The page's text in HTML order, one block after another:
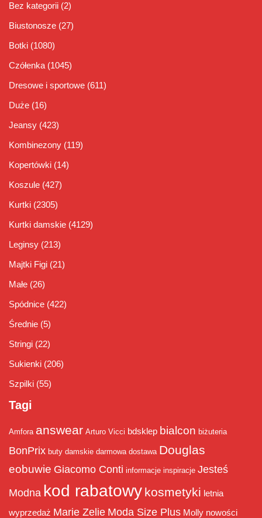
Bez kategorii (2)
Biustonosze (27)
Botki (1080)
Czółenka (1045)
Dresowe i sportowe (611)
Duże (16)
Jeansy (423)
Kombinezony (119)
Kopertówki (14)
Koszule (427)
Kurtki (2305)
Kurtki damskie (4129)
Leginsy (213)
Majtki Figi (21)
Małe (26)
Spódnice (422)
Średnie (5)
Stringi (22)
Sukienki (206)
Szpilki (55)
Tagi
Amfora answear Arturo Vicci bdsklep bialcon biżuteria
BonPrix buty damskie darmowa dostawa Douglas
eobuwie Giacomo Conti informacje inspiracje Jesteś
Modna kod rabatowy kosmetyki letnia
wyprzedaż Marie Zelie Moda Size Plus Molly nowości